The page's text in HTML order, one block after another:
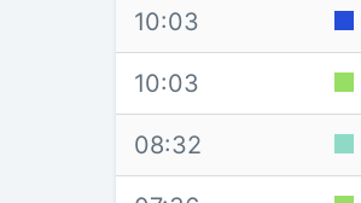
10:03
10:03
08:32